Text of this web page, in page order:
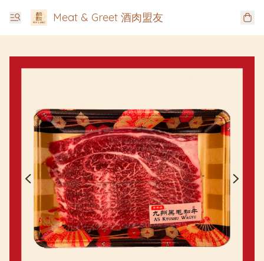
Meat & Greet 酒肉盟友